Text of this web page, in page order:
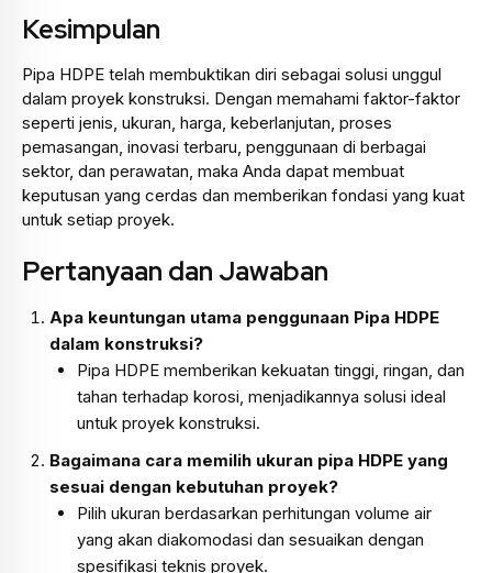
Kesimpulan
Pipa HDPE telah membuktikan diri sebagai solusi unggul
dalam proyek konstruksi. Dengan memahami faktor-faktor
seperti jenis, ukuran, harga, keberlanjutan, proses
pemasangan, inovasi terbaru, penggunaan di berbagai
sektor, dan perawatan, maka Anda dapat membuat
keputusan yang cerdas dan memberikan fondasi yang kuat
untuk setiap proyek.
Pertanyaan dan Jawaban
Apa keuntungan utama penggunaan Pipa HDPE
dalam konstruksi?
Pipa HDPE memberikan kekuatan tinggi, ringan, dan
tahan terhadap korosi, menjadikannya solusi ideal
untuk proyek konstruksi.
Bagaimana cara memilih ukuran pipa HDPE yang
sesuai dengan kebutuhan proyek?
Pilih ukuran berdasarkan perhitungan volume air
yang akan diakomodasi dan sesuaikan dengan
spesifikasi teknis proyek.